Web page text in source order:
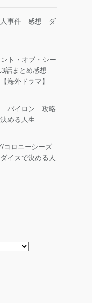
人事件 感想 ダ
ント・オブ・シー
話まとめ感想
海外ドラマ】
パイロン 攻略
める人生
ロニーシーズ
イスで決める人